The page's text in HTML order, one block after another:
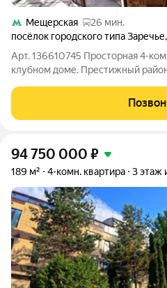
Мещерская
26 мин.
посёлок городского типа Заречье,
Арт. 136610745 Просторная 4-
клубном доме. Престижный
большой полезной площадью.
охраняемом поселке, престижное
94 750 000 ₽
189 м² 4-комн. квартира 3 этаж